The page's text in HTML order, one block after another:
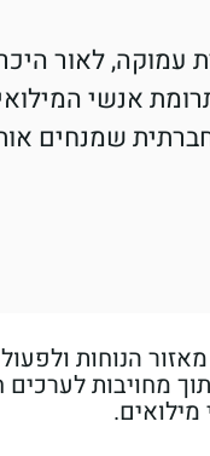
עמוקה, לאור
אנשי
שמנחים
הנוחות
מחויבות